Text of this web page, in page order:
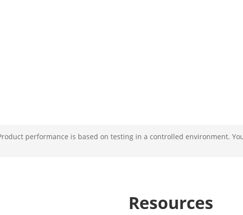
performance is based on testing in a controlled environment.
Resources